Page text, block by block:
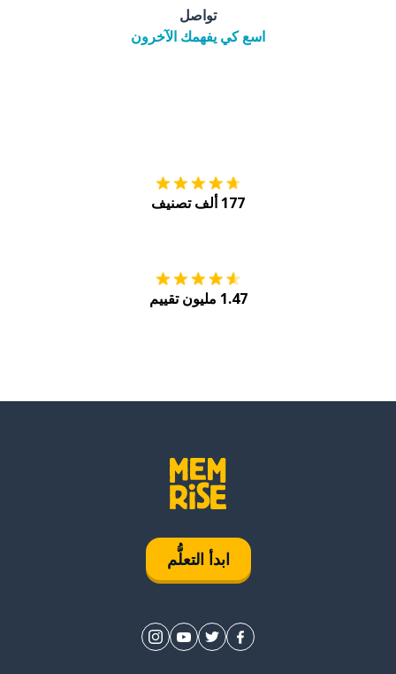
تواصل
اسع كي يفهمك الآخرون
177 ألف تصنيف
1.47 مليون تقييم
ابدأ التعلُّم